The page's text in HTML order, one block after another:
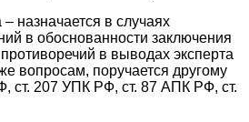
назначается в случаях
в обоснованности заключения
в выводах эксперта
вопросам, поручается другому
ст. 207 УПК РФ, ст. 87 АПК РФ, ст.